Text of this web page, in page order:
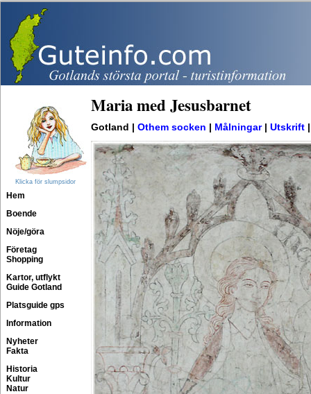
Klicka för slumpsidor
Hem
Boende
Nöje/göra
Företag
Shopping
Kartor, utflykt
Guide Gotland
Platsguide gps
Information
Nyheter
Fakta
Historia
Kultur
Natur
Maria med Jesusbarnet
Gotland | Othem socken Målningar| Utskrift